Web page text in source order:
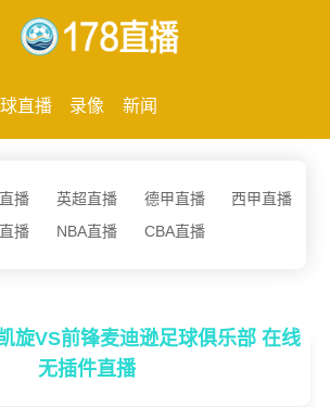
直播 录像 新闻
播 英超直播 德甲直播
西甲直播
播 NBA直播 CBA直播
旋VS前锋麦迪逊足球俱乐部 在线
无插件直播